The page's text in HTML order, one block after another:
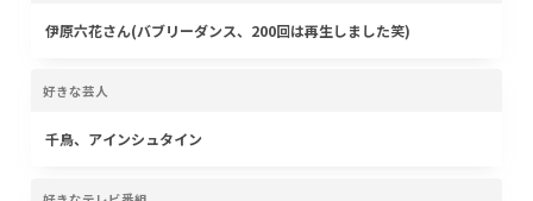
伊原六花さん(バブリーダンス、200回は再生しました笑)
好きな芸人
千鳥、アインシュタイン